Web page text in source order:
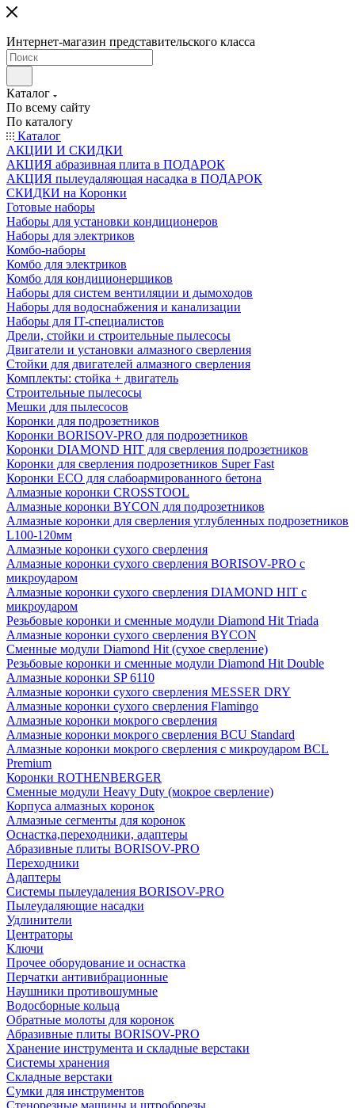
Интернет-магазин представительского класса
Каталог
По всему сайту
По каталогу
Каталог
АКЦИИ И СКИДКИ
АКЦИЯ абразивная плита в ПОДАРОК
АКЦИЯ пылеудаляющая насадка в ПОДАРОК
СКИДКИ на Коронки
Готовые наборы
Наборы для установки кондиционеров
Наборы для электриков
Комбо-наборы
Комбо для электриков
Комбо для кондиционерщиков
Наборы для систем вентиляции и дымоходов
Наборы для водоснабжения и канализации
Наборы для IT-специалистов
Дрели, стойки и строительные пылесосы
Двигатели и установки алмазного сверления
Стойки для двигателей алмазного сверления
Комплекты: стойка + двигатель
Строительные пылесосы
Мешки для пылесосов
Коронки для подрозетников
Коронки BORISOV-PRO для подрозетников
Коронки DIAMOND HIT для сверления подрозетников
Коронки для сверления подрозетников Super Fast
Коронки ECO для слабоармированного бетона
Алмазные коронки CROSSTOOL
Алмазные коронки BYCON для подрозетников
Алмазные коронки для сверления углубленных подрозетников
L100-120мм
Алмазные коронки сухого сверления
Алмазные коронки сухого сверления BORISOV-PRO с
микроударом
Алмазные коронки сухого сверления DIAMOND HIT с
микроударом
Резьбовые коронки и сменные модули Diamond Hit Triada
Алмазные коронки сухого сверления BYCON
Сменные модули Diamond Hit (сухое сверление)
Резьбовые коронки и сменные модули Diamond Hit Double
Алмазные коронки SP 6110
Алмазные коронки сухого сверления MESSER DRY
Алмазные коронки сухого сверления Flamingo
Алмазные коронки мокрого сверления
Алмазные коронки мокрого сверления BCU Standard
Алмазные коронки мокрого сверления с микроударом BCL
Premium
Коронки ROTHENBERGER
Сменные модули Heavy Duty (мокрое сверление)
Корпуса алмазных коронок
Алмазные сегменты для коронок
Оснастка,переходники, адаптеры
Абразивные плиты BORISOV-PRO
Переходники
Адаптеры
Системы пылеудаления BORISOV-PRO
Пылеудаляющие насадки
Удлинители
Центраторы
Ключи
Прочее оборудование и оснастка
Перчатки антивибрационные
Наушники противошумные
Водосборные кольца
Обратные молоты для коронок
Абразивные плиты BORISOV-PRO
Хранение инструмента и складные верстаки
Системы хранения
Складные верстаки
Сумки для инструментов
Стенорезные машины и штроборезы